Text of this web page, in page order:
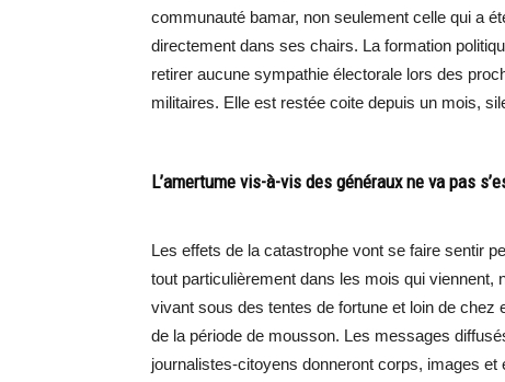
communauté bamar, non seulement celle qui a
directement dans ses chairs. La formation
retirer aucune sympathie électorale lors des
militaires. Elle est restée coite depuis un mois,
L’amertume vis-à-vis des généraux ne va pas
Les effets de la catastrophe vont se faire sentir
tout particulièrement dans les mois qui
vivant sous des tentes de fortune et loin de
de la période de mousson. Les messages
journalistes-citoyens donneront corps, images